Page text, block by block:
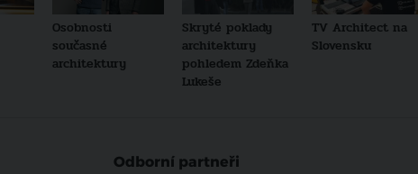
Osobnosti
současné
architektury
Skryté poklady
architektury
pohledem Zdeňka
Lukeše
TV Architect na
Slovensku
Odborní partneři